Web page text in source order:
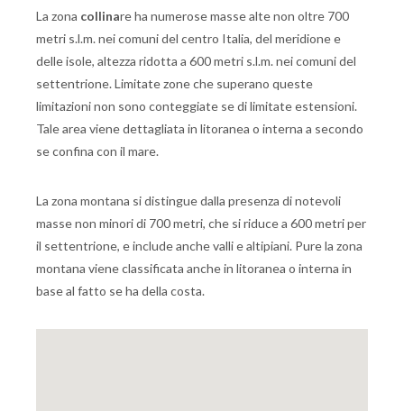
La zona collinare ha numerose masse alte non oltre 700
metri s.l.m. nei comuni del centro Italia, del meridione e
delle isole, altezza ridotta a 600 metri s.l.m. nei comuni del
settentrione. Limitate zone che superano queste
limitazioni non sono conteggiate se di limitate estensioni.
Tale area viene dettagliata in litoranea o interna a secondo
se confina con il mare.
La zona montana si distingue dalla presenza di notevoli
masse non minori di 700 metri, che si riduce a 600 metri per
il settentrione, e include anche valli e altipiani. Pure la zona
montana viene classificata anche in litoranea o interna in
base al fatto se ha della costa.